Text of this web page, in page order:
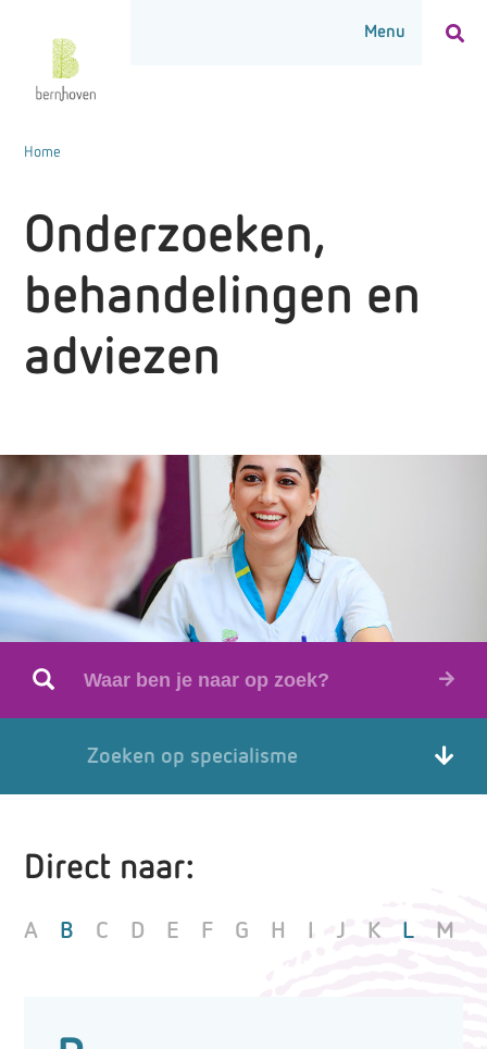
Home
Onderzoeken,
behandelingen en
adviezen
Zoeken op specialisme
Direct naar:
A B C D E F G H J K L M